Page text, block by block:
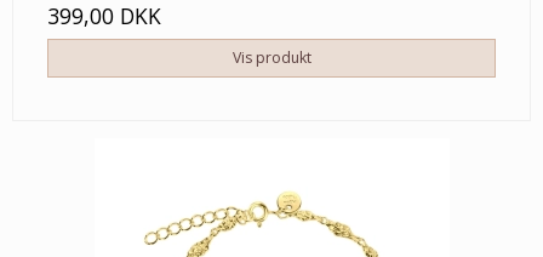
399,00 DKK
Vis produkt